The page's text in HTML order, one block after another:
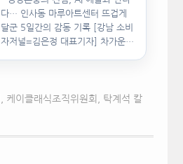
다… 인사동 마루아트센터 뜨겁게
달군 5일간의 감동 기록 [강남 소비
자저널=김은정 대표기자] 차가운
케이클래식조직위원회 탁계석 칼